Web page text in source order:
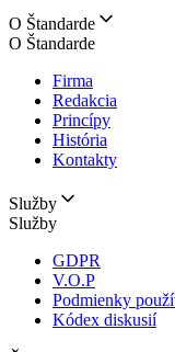
O Štandarde
O Štandarde
Firma
Redakcia
Princípy
História
Kontakty
Služby
Služby
GDPR
V.O.P
Podmienky
Kódex diskusií